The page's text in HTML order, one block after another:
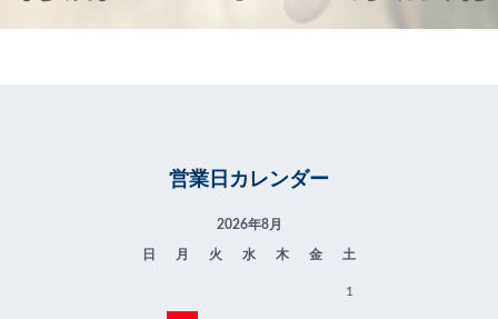
営業日カレンダー
2026年8月
日 月 火 水 木 金 土
1